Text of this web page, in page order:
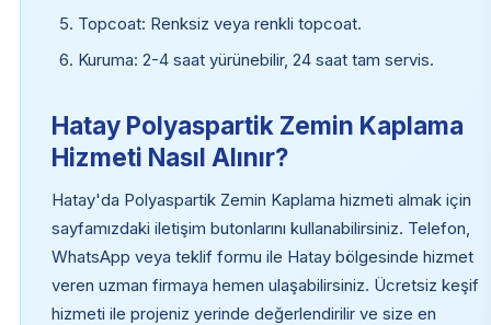
Topcoat: Renksiz veya renkli topcoat.
Kuruma: 2-4 saat yürünebilir, 24 saat tam servis.
Hatay Polyaspartik Zemin Kaplama
Hizmeti Nasıl Alınır?
Hatay'da Polyaspartik Zemin Kaplama hizmeti almak için
sayfamızdaki iletişim butonlarını kullanabilirsiniz. Telefon,
WhatsApp veya teklif formu ile Hatay bölgesinde hizmet
veren uzman firmaya hemen ulaşabilirsiniz. Ücretsiz keşif
hizmeti ile projeniz yerinde değerlendirilir ve size en